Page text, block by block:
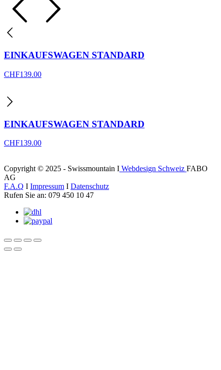
EINKAUFSWAGEN STANDARD
CHF139.00
EINKAUFSWAGEN STANDARD
CHF139.00
Copyright © 2025 - Swissmountain I Webdesign Schweiz FABO
AG
F.A.Q I Impressum I Datenschutz
Rufen Sie an: 079 450 10 47